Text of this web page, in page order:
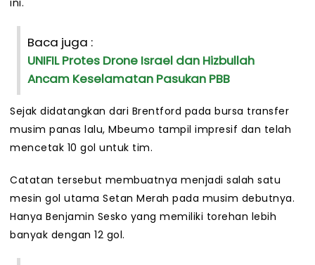
ini.
Baca juga :
UNIFIL Protes Drone Israel dan Hizbullah
Ancam Keselamatan Pasukan PBB
Sejak didatangkan dari Brentford pada bursa transfer
musim panas lalu, Mbeumo tampil impresif dan telah
mencetak 10 gol untuk tim.
Catatan tersebut membuatnya menjadi salah satu
mesin gol utama Setan Merah pada musim debutnya.
Hanya Benjamin Sesko yang memiliki torehan lebih
banyak dengan 12 gol.